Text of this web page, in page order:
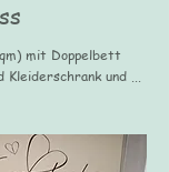
mit Doppelbett
und ...